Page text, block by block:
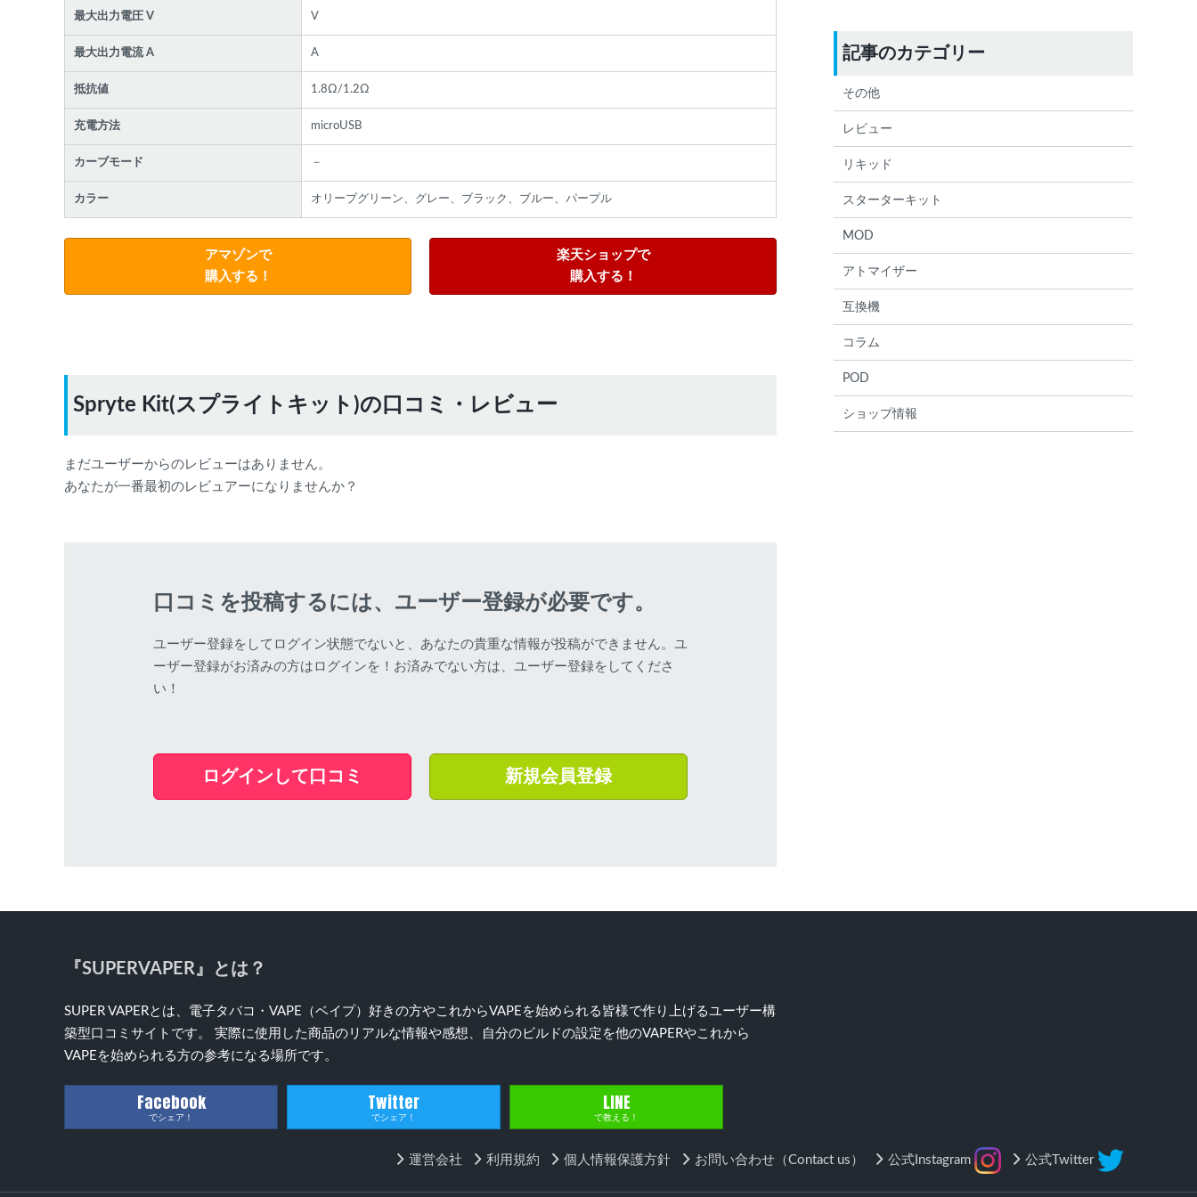
最大出力電圧 V V
最大出力電流 A A
抵抗値 1.8Ω/1.2Ω
充電方法 microUSB
カーブモード －
カラー オリーブグリーン、グレー、ブラック、ブルー、パープル
アマゾンで
購入する！
楽天ショップで
購入する！
Spryte Kit(スプライトキット)の口コミ・レビュー
まだユーザーからのレビューはありません。
あなたが一番最初のレビュアーになりませんか？
口コミを投稿するには、ユーザー登録が必要です。
ユーザー登録をしてログイン状態でないと、あなたの貴重な情報が投稿ができません。ユ
ーザー登録がお済みの方はログインを！お済みでない方は、ユーザー登録をしてくださ
い！
ログインして口コミ 新規会員登録
記事のカテゴリー
その他
レビュー
リキッド
スターターキット
MOD
アトマイザー
互換機
コラム
POD
ショップ情報
『SUPERVAPER』とは？
SUPER VAPERとは、電子タバコ・VAPE（ベイプ）好きの方やこれからVAPEを始められる皆様で作り上げるユーザー構
築型口コミサイトです。 実際に使用した商品のリアルな情報や感想、自分のビルドの設定を他のVAPERやこれから
VAPEを始められる方の参考になる場所です。
Facebook
でシェア！
Twitter
でシェア！
LINE
で教える！
運営会社 利用規約 個人情報保護方針 お問い合わせ（Contact us） 公式Instagram 公式Twitter
該当する商品がありません